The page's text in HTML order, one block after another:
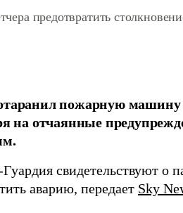
предотвратить
пожарную машину
на отчаянные
свидетельствуют о
аварию, передает Sky